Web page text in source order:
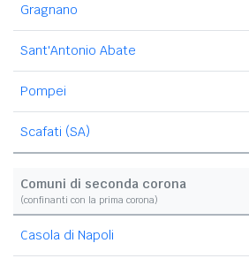
Gragnano
Sant'Antonio Abate
Pompei
Scafati (SA)
Comuni di seconda corona
(confinanti con la prima corona)
Casola di Napoli